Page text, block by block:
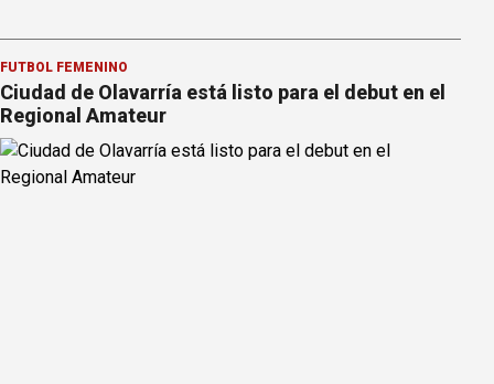
FÚTBOL FEMENINO
Ciudad de Olavarría está listo para el debut en el
Regional Amateur